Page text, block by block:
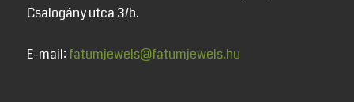
Csalogány utca 3/b.
E-mail: fatumjewels@fatumjewels.hu